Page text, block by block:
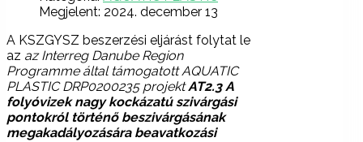
Megjelent: 2024. december 13
A KSZGYSZ beszerzési eljárást folytat le
az az Interreg Danube Region
Programme által támogatott AQUATIC
PLASTIC DRP0200235 projektAT2.3 A
folyóvizek nagy kockázatú szivárgási
pontokról történő beszivárgásának
megakadályozására beavatkozási